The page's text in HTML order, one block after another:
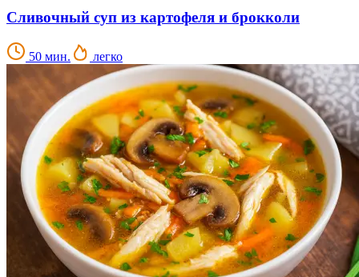
Сливочный суп из картофеля и брокколи
50 мин. легко